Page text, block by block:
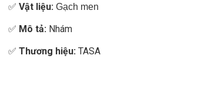
✅ Vật liệu: Gạch men
✅ Mô tả: Nhám
✅ Thương hiệu: TASA